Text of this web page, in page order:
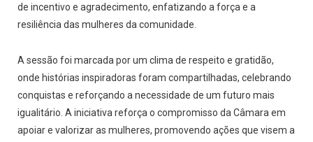
de incentivo e agradecimento, enfatizando a força e a
resiliência das mulheres da comunidade.
A sessão foi marcada por um clima de respeito e gratidão,
onde histórias inspiradoras foram compartilhadas, celebrando
conquistas e reforçando a necessidade de um futuro mais
igualitário. A iniciativa reforça o compromisso da Câmara em
apoiar e valorizar as mulheres, promovendo ações que visem a